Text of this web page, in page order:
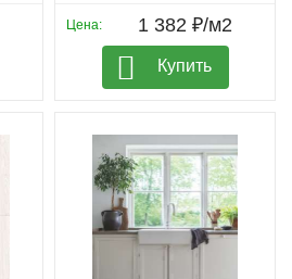
Цена: 1 382 ₽/м2
Купить